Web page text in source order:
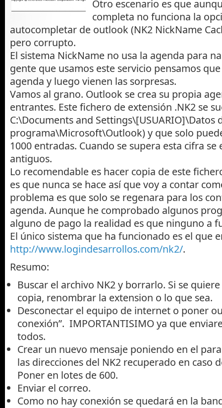
Otro escenario es que
completa no funciona la
autocompletar de outlook (NK2 NickName
pero corrupto.
El sistema NickName no usa la agenda para
gente que usamos este servicio pensamos
agenda y luego vienen las sorpresas.
Vamos al grano. Outlook se crea su propia
entrantes. Este fichero de extensión .NK2 se
C:\Documents and Settings\[USUARIO]\Datos
programa\Microsoft\Outlook) y que solo
1000 entradas. Cuando se supera esta cifra
antiguos.
Lo recomendable es hacer copia de este
es que nunca se hace así que voy a contar
problema es que solo se regenara para los
agenda. Aunque he comprobado algunos
alguno de pago la realidad es que ninguno a
El único sistema que ha funcionado es el que
http://www.logindesarrollos.com/nk2/.
Resumo:
Buscar el archivo NK2 y borrarlo. Si se
copia, renombrar la extension o lo que sea.
Desconectar el equipo de internet o poner
conexión”. IMPORTANTISIMO ya que
todos.
Crear un nuevo mensaje poniendo en el
las direcciones del NK2 recuperado en caso
Poner en lotes de 600.
Enviar el correo.
Como no hay conexión se quedará en la